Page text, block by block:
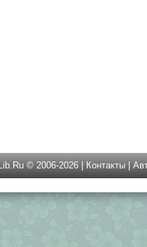
© 2006-2026 | Контакты |